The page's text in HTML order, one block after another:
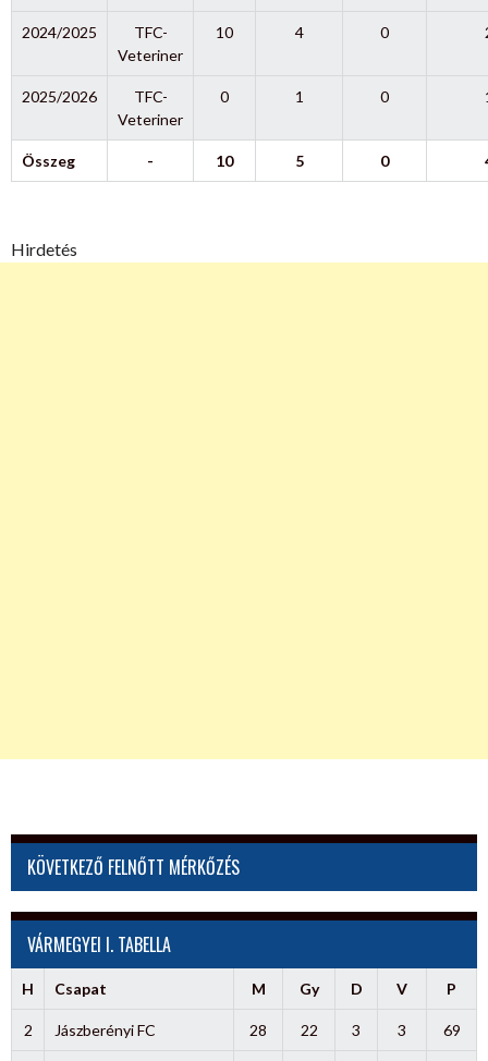
2024/2025
TFC-
Veteriner
10 4 0
2025/2026
TFC-
Veteriner
0 1 0
Összeg - 10 5 0
Hirdetés
KÖVETKEZŐ FELNŐTT MÉRKŐZÉS
VÁRMEGYEI I. TABELLA
H Csapat M Gy D V P
2 Jászberényi FC 28 22 3 3 69